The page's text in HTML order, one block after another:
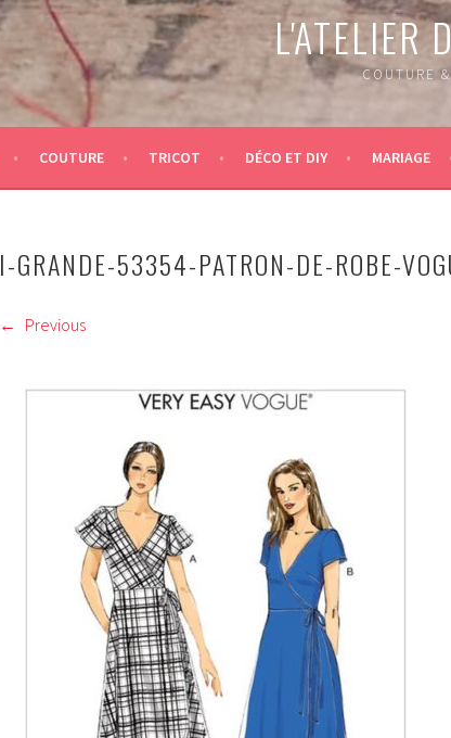
L'ATELIER
COUTURE
COUTURE TRICOT DÉCO ET DIY MARIAGE
I-GRANDE-53354-PATRON-DE-ROBE-
Previous